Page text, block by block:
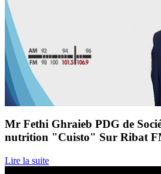
Mr Fethi Ghraieb PDG de
nutrition "Cuisto" Sur Ribat
Lire la suite